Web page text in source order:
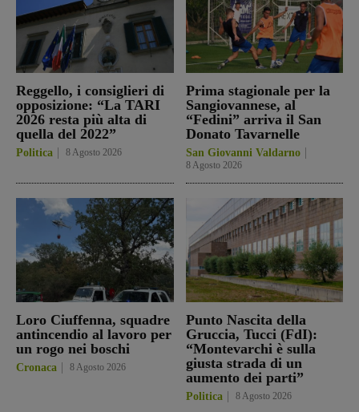
Reggello, i consiglieri di
opposizione: “La TARI
2026 resta più alta di
quella del 2022”
Politica 8 Agosto 2026
Prima stagionale per la
Sangiovannese, al
“Fedini” arriva il San
Donato Tavarnelle
San Giovanni Valdarno
8 Agosto 2026
Loro Ciuffenna, squadre
antincendio al lavoro per
un rogo nei boschi
Cronaca 8 Agosto 2026
Punto Nascita della
Gruccia, Tucci (FdI):
“Montevarchi è sulla
giusta strada di un
aumento dei parti”
Politica 8 Agosto 2026